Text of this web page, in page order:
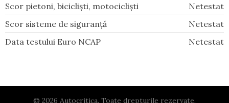
Scor pietoni, bicicliști, motocicliști
Netestat
Scor sisteme de siguranță
Netestat
Data testului Euro NCAP
Netestat
© 2026 Autocritica. Toate drepturile rezervate.